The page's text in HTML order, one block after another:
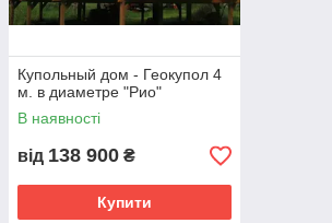
Купольный дом - Геокупол 4
м. в диаметре "Рио"
В наявності
від 138 900 ₴
Купити